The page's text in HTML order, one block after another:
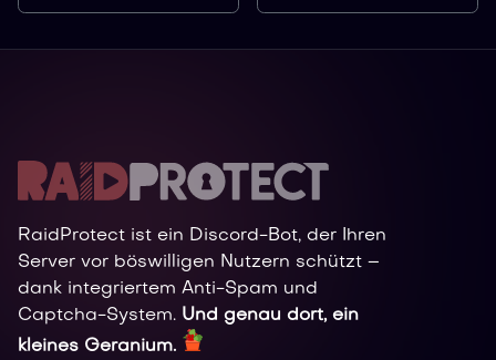
RaidProtect ist ein Discord-Bot, der Ihren
Server vor böswilligen Nutzern schützt –
dank integriertem Anti-Spam und
Captcha-System. Und genau dort, ein
kleines Geranium.